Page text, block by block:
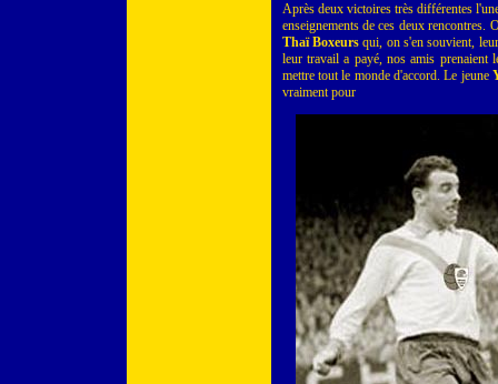
Après deux victoires très différentes
enseignements de ces deux
Thaï Boxeursqui, on s'en souvient,
leur travail a payé, nos amis
mettre tout le monde d'accord. Le jeune
vraiment pour